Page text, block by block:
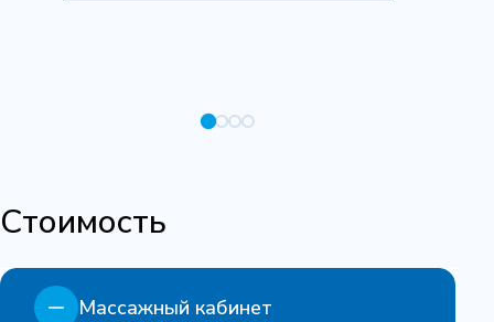
Стоимость
Массажный кабинет